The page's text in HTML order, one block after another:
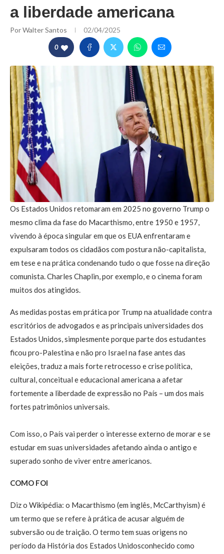
a liberdade americana
PorWalter Santos 02/04/2025
0
Os Estados Unidos retomaram em 2025 no governo Trump o
mesmo clima da fase do Macarthismo, entre 1950 e 1957,
vivendo à época singular em que os EUA enfrentaram e
expulsaram todos os cidadãos com postura não-capitalista,
em tese e na prática condenando tudo o que fosse na direção
comunista. Charles Chaplin, por exemplo, e o cinema foram
muitos dos atingidos.
As medidas postas em prática por Trump na atualidade contra
escritórios de advogados e as principais universidades dos
Estados Unidos, simplesmente porque parte dos estudantes
ficou pro-Palestina e não pro Israel na fase antes das
eleições, traduz a mais forte retrocesso e crise política,
cultural, conceitual e educacional americana a afetar
fortemente a liberdade de expressão no País – um dos mais
fortes patrimônios universais.
Com isso, o País vai perder o interesse externo de morar e se
estudar em suas universidades afetando ainda o antigo e
superado sonho de viver entre americanos.
COMO FOI
Diz o Wikipédia: o Macarthismo (em inglês, McCarthyism) é
um termo que se refere à prática de acusar alguém de
subversão ou de traição. O termo tem suas origens no
período da História dos Estados Unidosconhecido como